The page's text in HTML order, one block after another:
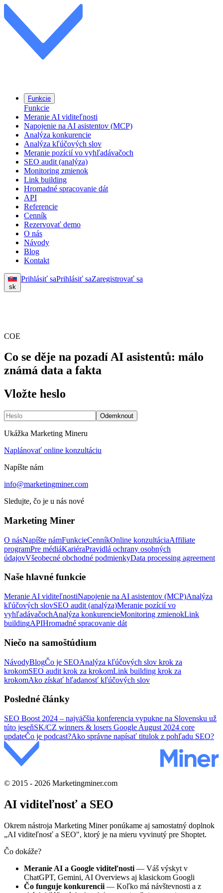
Funkcie
Funkcie
Meranie AI viditeľnosti
Napojenie na AI asistentov (MCP)
Analýza konkurencie
Analýza kľúčových slov
Meranie pozícií vo vyhľadávačoch
SEO audit (analýza)
Monitoring zmienok
Link building
Hromadné spracovanie dát
API
Referencie
Cenník
Rezervovať demo
O nás
Návody
Blog
Kontakt
sk
Prihlásiť saPrihlásiť saZaregistrovať sa
COE
Co se děje na pozadí AI asistentů: málo
známá data a fakta
Vložte heslo
Odemknout
Ukážka Marketing Mineru
Naplánovať online konzultáciu
Napíšte nám
info@marketingminer.com
Sledujte, čo je u nás nové
Marketing Miner
O násNapíšte námFunkcieCenníkOnline konzultáciaAffiliate
programPre médiáKariéraPravidlá ochrany osobných
údajovVšeobecné obchodné podmienkyData processing agreement
Naše hlavné funkcie
Meranie AI viditeľnostiNapojenie na AI asistentov (MCP)Analýza
kľúčových slovSEO audit (analýza)Meranie pozícií vo
vyhľadávačochAnalýza konkurencieMonitoring zmienokLink
buildingAPIHromadné spracovanie dát
Niečo na samoštúdium
NávodyBlogČo je SEOAnalýza kľúčových slov krok za
krokomSEO audit krok za krokomLink building krok za
krokomAko získať hľadanosť kľúčových slov
Posledné články
SEO Boost 2024 – najväčšia konferencia vypukne na Slovensku už
túto jeseňSK/CZ winners & losers Google August 2024 core
updateČo je podcast?Ako správne napísať titulok z pohľadu SEO?
© 2015 - 2026 Marketingminer.com
AI viditeľnosť a SEO
Okrem nástroja Marketing Miner ponúkame aj samostatný doplnok
„AI viditeľnosť a SEO", ktorý je na mieru vyvinutý pre Shoptet.
Čo dokáže?
Meranie AI a Google viditeľnosti — Váš výskyt v
ChatGPT, Gemini, AI Overviews aj klasickom Googli
Čo funguje konkurencii — Koľko má návštevnosti a z